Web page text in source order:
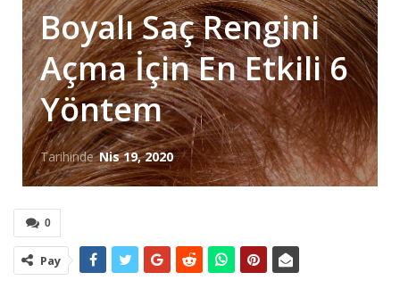
Boyalı Saç Rengini
Açma İçin En Etkili 6
Yöntem
TarihindeNis 19, 2020
0
Pay